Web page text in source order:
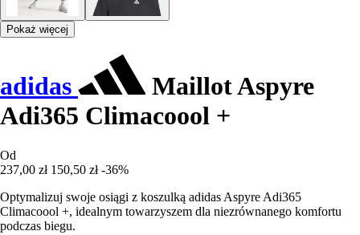
Pokaż więcej
adidas
Maillot Aspyre
Adi365 Climacoool +
Od
237,00 zł 150,50 zł -36%
Optymalizuj swoje osiągi z koszulką adidas Aspyre Adi365
Climacoool +, idealnym towarzyszem dla niezrównanego komfortu
podczas biegu.